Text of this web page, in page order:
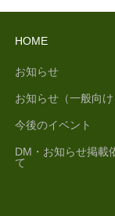
HOME
お知らせ
お知らせ（一般向け
今後のイベント
DM・お知らせ掲載
て